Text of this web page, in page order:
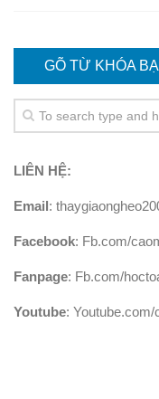
GÕ TỪ KHÓA
LIÊN HỆ:
Email:
Facebook: Fb.com/
Fanpage: Fb.com/
Youtube: